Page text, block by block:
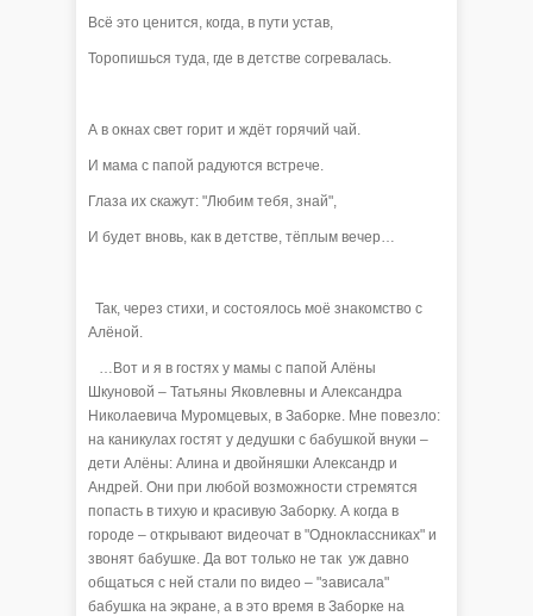
Всё это ценится, когда, в пути устав,
Торопишься туда, где в детстве согревалась.
А в окнах свет горит и ждёт горячий чай.
И мама с папой радуются встрече.
Глаза их скажут: "Любим тебя, знай",
И будет вновь, как в детстве, тёплым вечер…
Так, через стихи, и состоялось моё знакомство с
Алёной.
…Вот и я в гостях у мамы с папой Алёны
Шкуновой – Татьяны Яковлевны и Александра
Николаевича Муромцевых, в Заборке. Мне повезло:
на каникулах гостят у дедушки с бабушкой внуки –
дети Алёны: Алина и двойняшки Александр и
Андрей. Они при любой возможности стремятся
попасть в тихую и красивую Заборку. А когда в
городе – открывают видеочат в "Одноклассниках" и
звонят бабушке. Да вот только не так уж давно
общаться с ней стали по видео – "зависала"
бабушка на экране, а в это время в Заборке на